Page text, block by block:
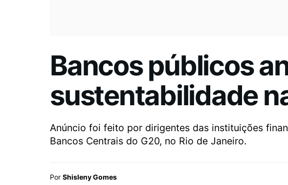
Bancos públicos
sustentabilidade
Anúncio foi feito por dirigentes das instituições
Bancos Centrais do G20, no Rio de Janeiro.
Por Shisleny Gomes